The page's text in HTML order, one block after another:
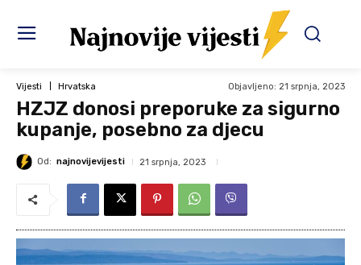
Vijesti Hrvatska Objavljeno: 21 srpnja, 2023
HZJZ donosi preporuke za sigurno
kupanje, posebno za djecu
Od: najnovijevijesti 21 srpnja, 2023